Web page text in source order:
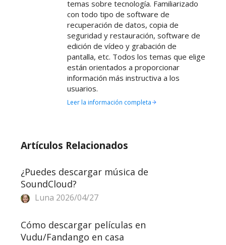
temas sobre tecnología. Familiarizado
con todo tipo de software de
recuperación de datos, copia de
seguridad y restauración, software de
edición de vídeo y grabación de
pantalla, etc. Todos los temas que elige
están orientados a proporcionar
información más instructiva a los
usuarios.
Leer la información completa
Artículos Relacionados
¿Puedes descargar música de
SoundCloud?
Luna 2026/04/27
Cómo descargar películas en
Vudu/Fandango en casa